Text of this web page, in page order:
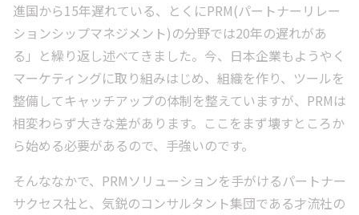
進国から15年遅れている、とくにPRM(パートナーリレー
ションシップマネジメント)の分野では20年の遅れがあ
る」と繰り返し述べてきました。今、日本企業もようやく
マーケティングに取り組みはじめ、組織を作り、ツールを
整備してキャッチアップの体制を整えていますが、PRMは
相変わらず大きな差があります。ここをまず壊すところか
ら始める必要があるので、手強いのです。
そんななかで、PRMソリューションを手がけるパートナー
サクセス社と、気鋭のコンサルタント集団である才流社の